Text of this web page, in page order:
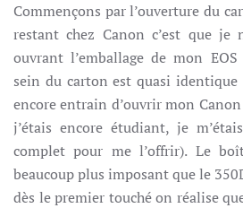
Commençons par l’ouverture du
restant chez Canon c’est que je
ouvrant l’emballage de mon
sein du carton est quasi identique
encore entrain d’ouvrir mon Canon
j’étais encore étudiant, je
complet pour me l’offrir). Le
beaucoup plus imposant que le
dès le premier touché on réalise